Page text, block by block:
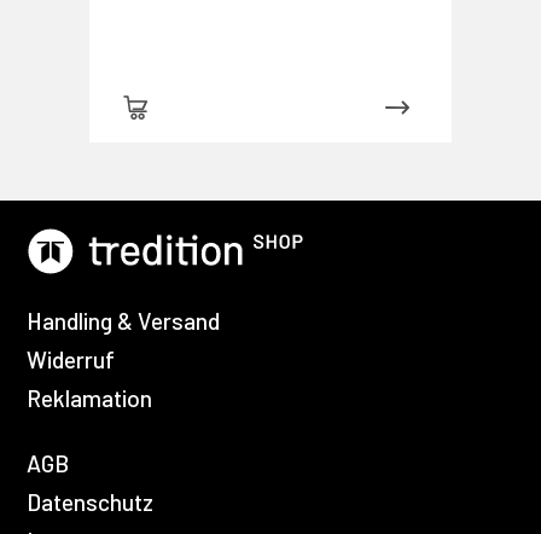
Handling & Versand
Widerruf
Reklamation
AGB
Datenschutz